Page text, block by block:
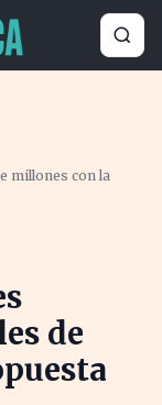
millones con la
de